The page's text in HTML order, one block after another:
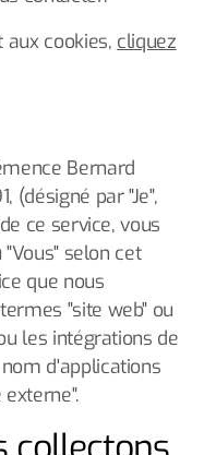
cookies, cliquez
Bernard
(désigné par "Je",
ce service, vous
selon cet
que nous
"site web" ou
les intégrations de
d'applications